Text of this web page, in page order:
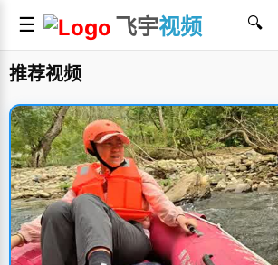
☰ 飞宇视频 🔍
推荐视频